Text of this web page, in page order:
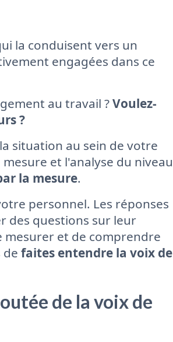
la conduisent vers un
engagées dans ce
au travail ?Voulez-
?
situation au sein de votre
et l'analyse du niveau
la mesure.
personnel. Les réponses
des questions sur leur
mesurer et de comprendre
de faites entendre la voix de
de la voix de